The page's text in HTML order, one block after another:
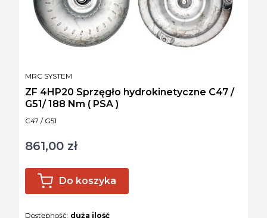
Kod produktu
C47 / G51
ZF 4HP20 Sprzęgło hydrokinetyczne C47 /
G51/ 188 Nm ( PSA )
PRODUCENT
MRC SYSTEM
Cena
861,00 zł
Do koszyka
Dostępność: duża ilość